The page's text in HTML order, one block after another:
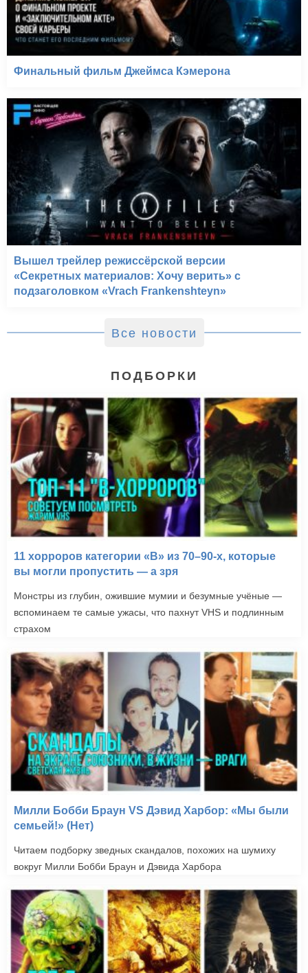
Финальный фильм Джеймса Кэмерона
Вышел трейлер режиссёрской версии
«Секретных материалов: Хочу верить» с
подзаголовком «Vrach Frankenshteyn»
Все новости
ПОДБОРКИ
11 хорроров категории «B» из 70–90-х, которые
вы могли пропустить — а зря
Монстры из глубин, ожившие мумии и безумные учёные —
вспоминаем те самые ужасы, что пахнут VHS и подлинным
страхом
Милли Бобби Браун VS Дэвид Харбор: «Мы были
семьей!» (Нет)
Читаем подборку зведных скандалов, похожих на шумиху
вокруг Милли Бобби Браун и Дэвида Харбора